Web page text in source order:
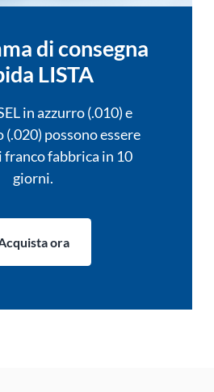
di consegna
LISTA
in azzurro (.010) e
possono essere
franco fabbrica in 10
giorni.
ora